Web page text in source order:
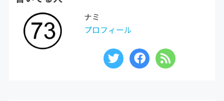
ナミ
プロフィール